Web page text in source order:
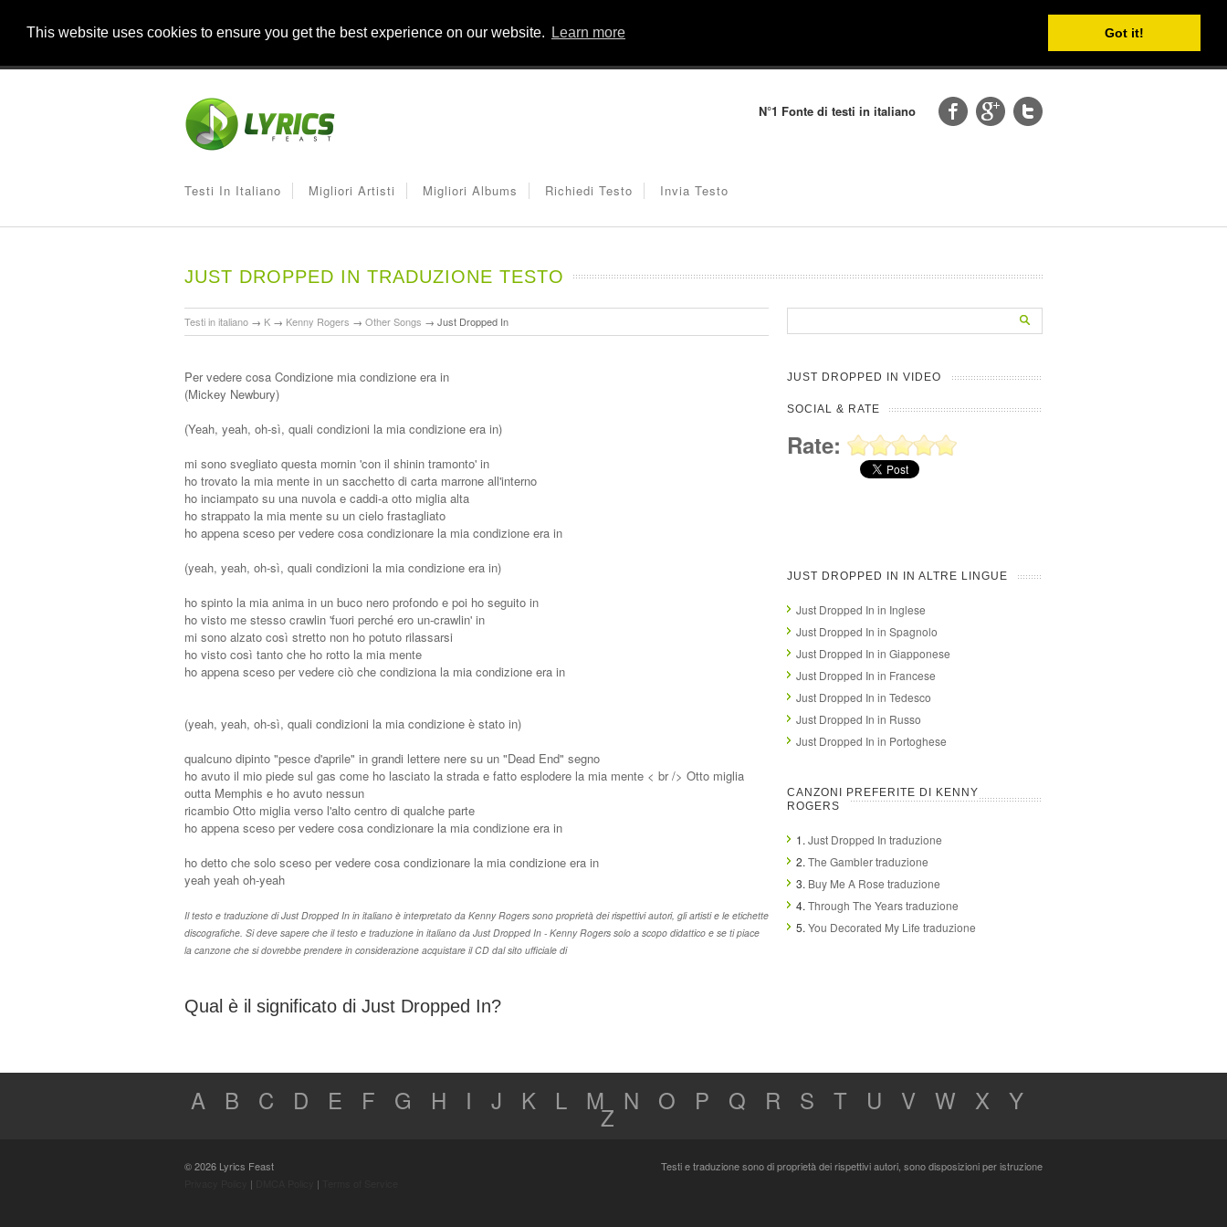
This website uses cookies to ensure you get the best experience on our website. Learn more Got it!
N°1 Fonte di testi in italiano
Testi In Italiano Migliori Artisti Migliori Albums Richiedi Testo Invia Testo
JUST DROPPED IN TRADUZIONE TESTO
Testi in italiano → K → Kenny Rogers → Other Songs → Just Dropped In
Per vedere cosa Condizione mia condizione era in
(Mickey Newbury)
(Yeah, yeah, oh-sì, quali condizioni la mia condizione era in)
mi sono svegliato questa mornin 'con il shinin tramonto' in
ho trovato la mia mente in un sacchetto di carta marrone all'interno
ho inciampato su una nuvola e caddi-a otto miglia alta
ho strappato la mia mente su un cielo frastagliato
ho appena sceso per vedere cosa condizionare la mia condizione era in
(yeah, yeah, oh-sì, quali condizioni la mia condizione era in)
ho spinto la mia anima in un buco nero profondo e poi ho seguito in
ho visto me stesso crawlin 'fuori perché ero un-crawlin' in
mi sono alzato così stretto non ho potuto rilassarsi
ho visto così tanto che ho rotto la mia mente
ho appena sceso per vedere ciò che condiziona la mia condizione era in
(yeah, yeah, oh-sì, quali condizioni la mia condizione è stato in)
qualcuno dipinto "pesce d'aprile" in grandi lettere nere su un "Dead End" segno
ho avuto il mio piede sul gas come ho lasciato la strada e fatto esplodere la mia mente < br /> Otto miglia
outta Memphis e ho avuto nessun
ricambio Otto miglia verso l'alto centro di qualche parte
ho appena sceso per vedere cosa condizionare la mia condizione era in
ho detto che solo sceso per vedere cosa condizionare la mia condizione era in
yeah yeah oh-yeah
Il testo e traduzione di Just Dropped In in italiano è interpretato da Kenny Rogers sono proprietà dei rispettivi autori, gli artisti e le etichette
discografiche. Si deve sapere che il testo e traduzione in italiano da Just Dropped In - Kenny Rogers solo a scopo didattico e se ti piace
la canzone che si dovrebbe prendere in considerazione acquistare il CD dal sito ufficiale di
Qual è il significato di Just Dropped In?
JUST DROPPED IN VIDEO
SOCIAL & RATE
Rate:
JUST DROPPED IN IN ALTRE LINGUE
Just Dropped In in Inglese
Just Dropped In in Spagnolo
Just Dropped In in Giapponese
Just Dropped In in Francese
Just Dropped In in Tedesco
Just Dropped In in Russo
Just Dropped In in Portoghese
CANZONI PREFERITE DI KENNY
ROGERS
1. Just Dropped In traduzione
2. The Gambler traduzione
3. Buy Me A Rose traduzione
4. Through The Years traduzione
5. You Decorated My Life traduzione
A B C D E F G H I J K L M N O P Q R S T U V W X Y
Z
© 2026 Lyrics Feast
Testi e traduzione sono di proprietà dei rispettivi autori, sono disposizioni per istruzione
| |